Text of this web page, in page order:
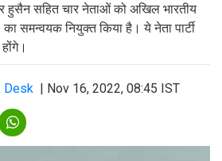
हुसैन सहित चार नेताओं को अखिल भारतीय
समन्वयक नियुक्त किया है। ये नेता पार्टी
Desk Nov 16, 2022, 08:45 IST